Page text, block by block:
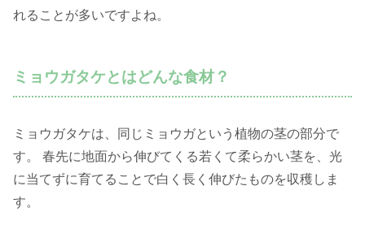
れることが多いですよね。
ミョウガタケとはどんな食材？
ミョウガタケは、同じミョウガという植物の茎の部分で
す。 春先に地面から伸びてくる若くて柔らかい茎を、光
に当てずに育てることで白く長く伸びたものを収穫しま
す。